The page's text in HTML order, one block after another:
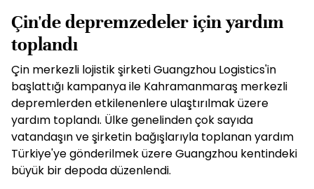
Çin'de depremzedeler için yardım
toplandı
Çin merkezli lojistik şirketi Guangzhou Logistics'in
başlattığı kampanya ile Kahramanmaraş merkezli
depremlerden etkilenenlere ulaştırılmak üzere
yardım toplandı. Ülke genelinden çok sayıda
vatandaşın ve şirketin bağışlarıyla toplanan yardım
Türkiye'ye gönderilmek üzere Guangzhou kentindeki
büyük bir depoda düzenlendi.